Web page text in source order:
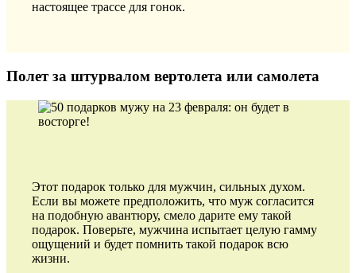
настоящее трассе для гонок.
Полет за штурвалом вертолета или самолета
Этот подарок только для мужчин, сильных духом.
Если вы можете предположить, что муж согласится
на подобную авантюру, смело дарите ему такой
подарок. Поверьте, мужчина испытает целую гамму
ощущений и будет помнить такой подарок всю
жизни.